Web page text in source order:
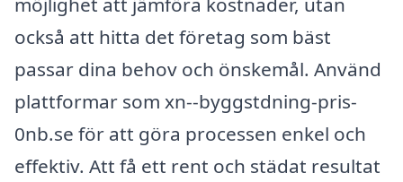
också att hitta det företag som bäst
passar dina behov och önskemål. Använd
plattformar som xn--byggstdning-pris-
0nb.se för att göra processen enkel och
effektiv. Att få ett rent och städat resultat